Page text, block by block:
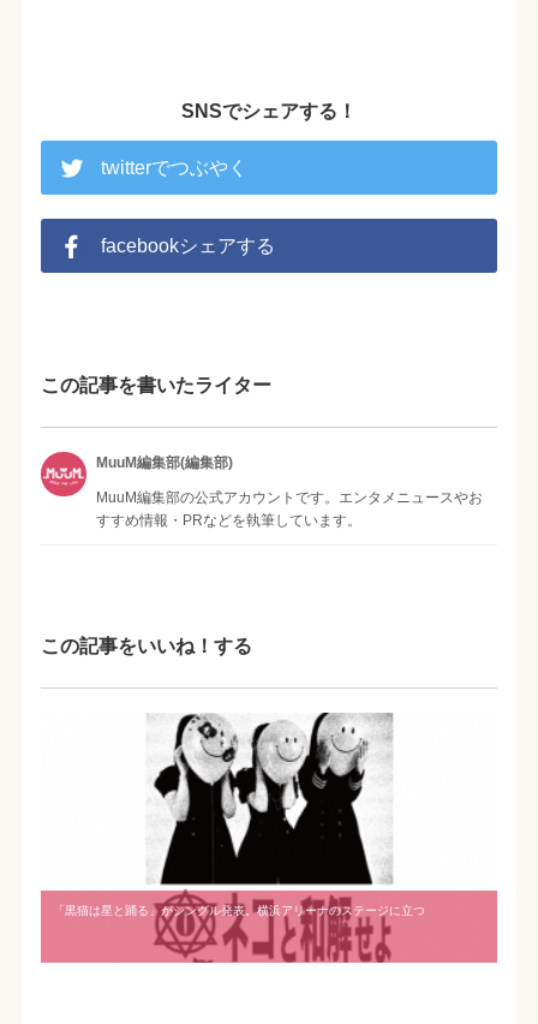
SNSでシェアする！
twitterでつぶやく
facebookシェアする
この記事を書いたライター
MuuM編集部(編集部)
MuuM編集部の公式アカウントです。エンタメニュースやお
すすめ情報・PRなどを執筆しています。
この記事をいいね！する
「黒猫は星と踊る」がシングル発表。横浜アリーナのステージに立つ